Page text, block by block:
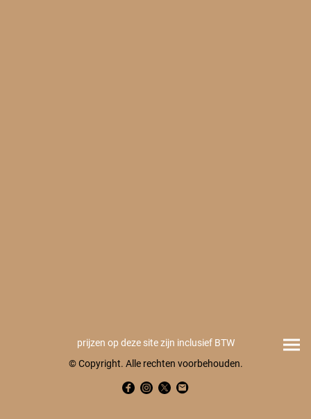
prijzen op deze site zijn inclusief BTW
© Copyright. Alle rechten voorbehouden.